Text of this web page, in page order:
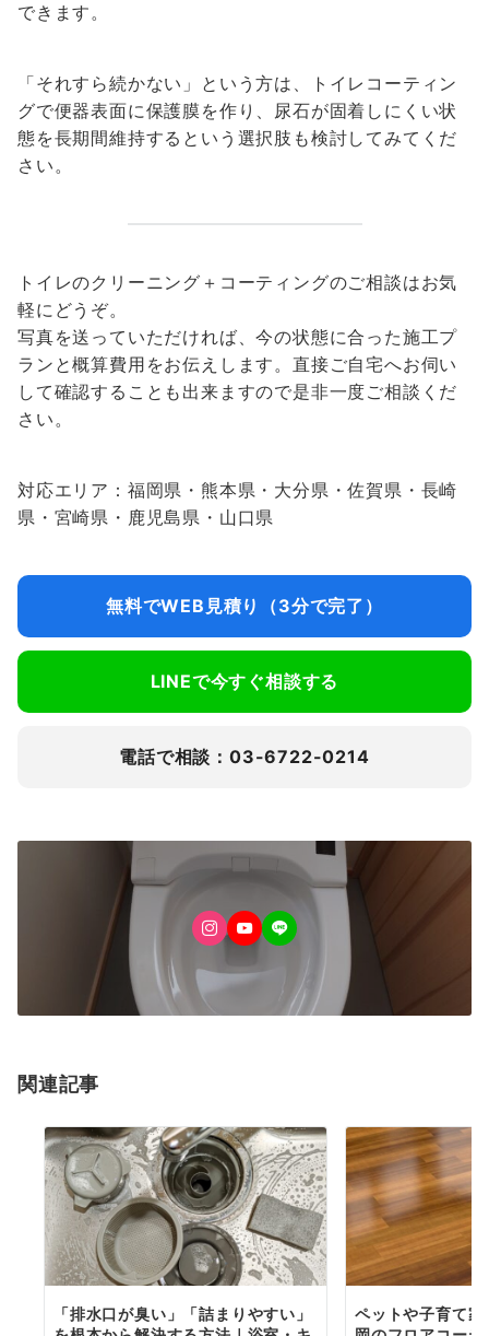
できます。
「それすら続かない」という方は、トイレコーティン
グで便器表面に保護膜を作り、尿石が固着しにくい状
態を長期間維持するという選択肢も検討してみてくだ
さい。
トイレのクリーニング＋コーティングのご相談はお気
軽にどうぞ。
写真を送っていただければ、今の状態に合った施工プ
ランと概算費用をお伝えします。直接ご自宅へお伺い
して確認することも出来ますので是非一度ご相談くだ
さい。
対応エリア：福岡県・熊本県・大分県・佐賀県・長崎
県・宮崎県・鹿児島県・山口県
無料でWEB見積り（3分で完了）
LINEで今すぐ相談する
電話で相談：03-6722-0214
関連記事
「排水口が臭い」「詰まりやすい」
ペットや子育て